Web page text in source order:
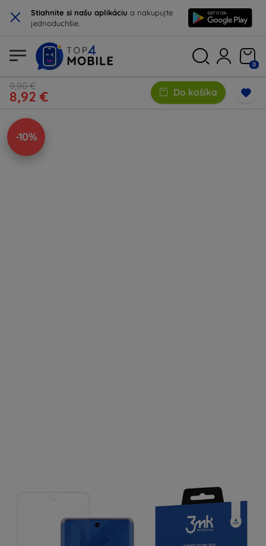
× Stiahnite si našu aplikáciu a nakupujte
jednoduchšie.
0
9,90 €
8,92 € Do košíka
-10%